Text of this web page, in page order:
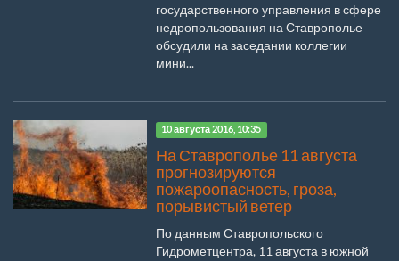
государственного управления в сфере
недропользования на Ставрополье
обсудили на заседании коллегии
мини...
10 августа 2016, 10:35
На Ставрополье 11 августа
прогнозируются
пожароопасность, гроза,
порывистый ветер
По данным Ставропольского
Гидрометцентра, 11 августа в южной